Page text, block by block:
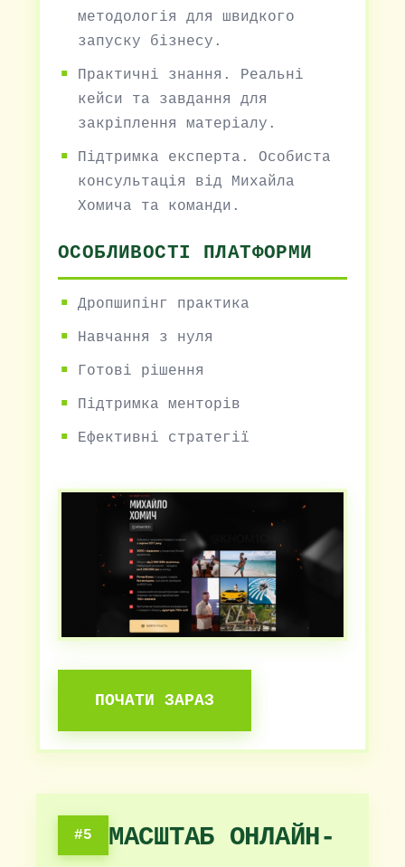
методологія для швидкого
запуску бізнесу.
Практичні знання. Реальні
кейси та завдання для
закріплення матеріалу.
Підтримка експерта. Особиста
консультація від Михайла
Хомича та команди.
ОСОБЛИВОСТІ ПЛАТФОРМИ
Дропшипінг практика
Навчання з нуля
Готові рішення
Підтримка менторів
Ефективні стратегії
ПОЧАТИ ЗАРАЗ
#5
МАСШТАБ ОНЛАЙН-